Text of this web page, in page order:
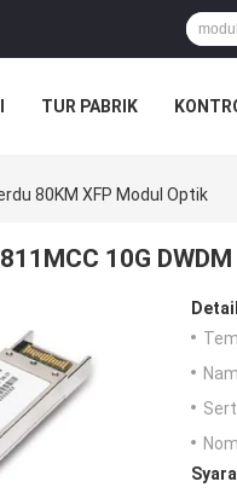
TUR PABRIK
80KM XFP Modul Optik
10G